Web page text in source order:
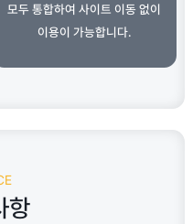
모두 통합하여 사이트 이동 없이
이용이 가능합니다.
항